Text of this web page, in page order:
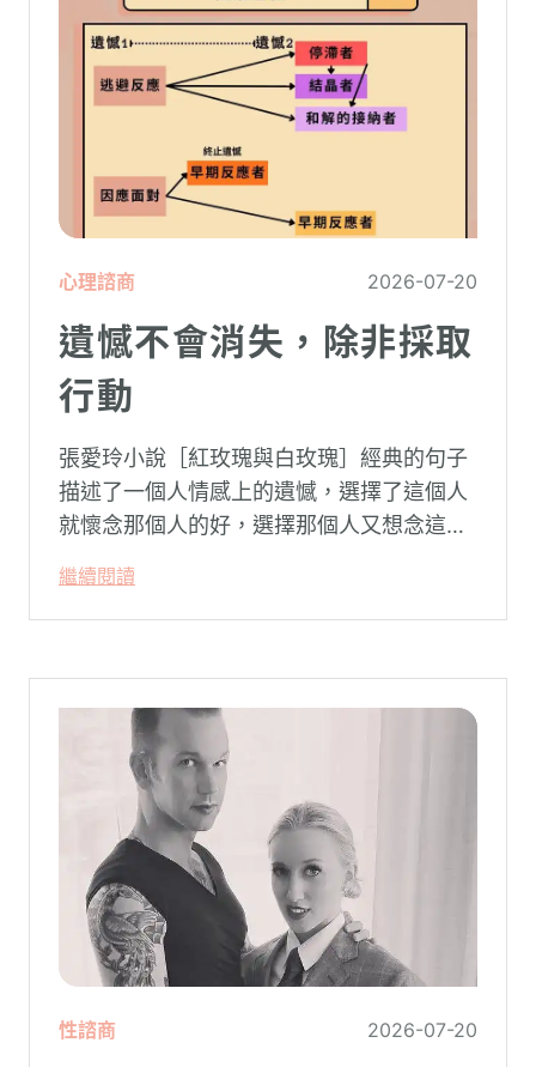
心理諮商 2026-07-20
遺憾不會消失，除非採取
行動
張愛玲小說［紅玫瑰與白玫瑰］經典的句子
描述了一個人情感上的遺憾，選擇了這個人
就懷念那個人的好，選擇那個人又想念這個
繼續閱讀
性諮商 2026-07-20